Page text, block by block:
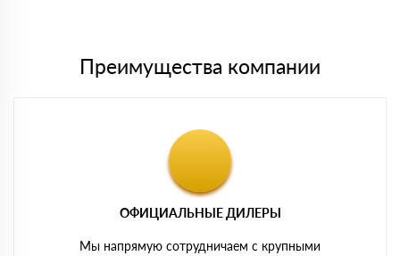
Преимущества компании
ОФИЦИАЛЬНЫЕ ДИЛЕРЫ
Мы напрямую сотрудничаем с крупными